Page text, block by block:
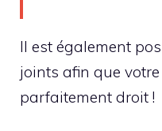
Il est également
joints afin que
parfaitement droit !